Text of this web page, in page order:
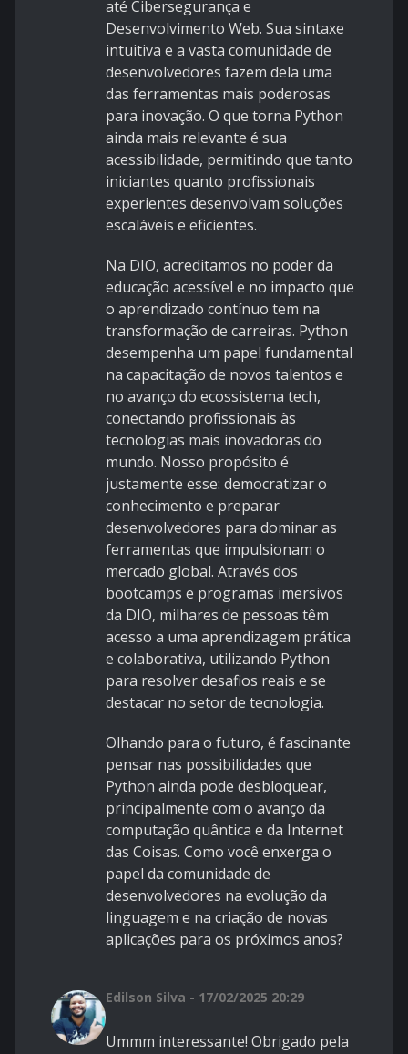
até Cibersegurança e
Desenvolvimento Web. Sua sintaxe
intuitiva e a vasta comunidade de
desenvolvedores fazem dela uma
das ferramentas mais poderosas
para inovação. O que torna Python
ainda mais relevante é sua
acessibilidade, permitindo que tanto
iniciantes quanto profissionais
experientes desenvolvam soluções
escaláveis e eficientes.
Na DIO, acreditamos no poder da
educação acessível e no impacto que
o aprendizado contínuo tem na
transformação de carreiras. Python
desempenha um papel fundamental
na capacitação de novos talentos e
no avanço do ecossistema tech,
conectando profissionais às
tecnologias mais inovadoras do
mundo. Nosso propósito é
justamente esse: democratizar o
conhecimento e preparar
desenvolvedores para dominar as
ferramentas que impulsionam o
mercado global. Através dos
bootcamps e programas imersivos
da DIO, milhares de pessoas têm
acesso a uma aprendizagem prática
e colaborativa, utilizando Python
para resolver desafios reais e se
destacar no setor de tecnologia.
Olhando para o futuro, é fascinante
pensar nas possibilidades que
Python ainda pode desbloquear,
principalmente com o avanço da
computação quântica e da Internet
das Coisas. Como você enxerga o
papel da comunidade de
desenvolvedores na evolução da
linguagem e na criação de novas
aplicações para os próximos anos?
Edilson Silva - 17/02/2025 20:29
Ummm interessante! Obrigado pela